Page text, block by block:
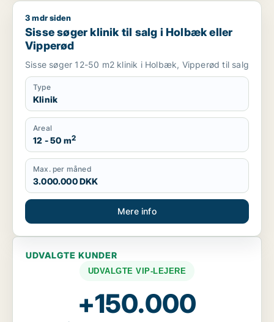
Sisse søger klinik til salg i Holbæk eller Vipperød
3 mdr siden
Sisse søger klinik til salg i Holbæk eller
Vipperød
Sisse søger 12-50 m2 klinik i Holbæk, Vipperød til salg
Type
Klinik
Areal
12 - 50 m2
Max. per måned
3.000.000 DKK
Mere info
UDVALGTE KUNDER
UDVALGTE VIP-LEJERE
+150.000